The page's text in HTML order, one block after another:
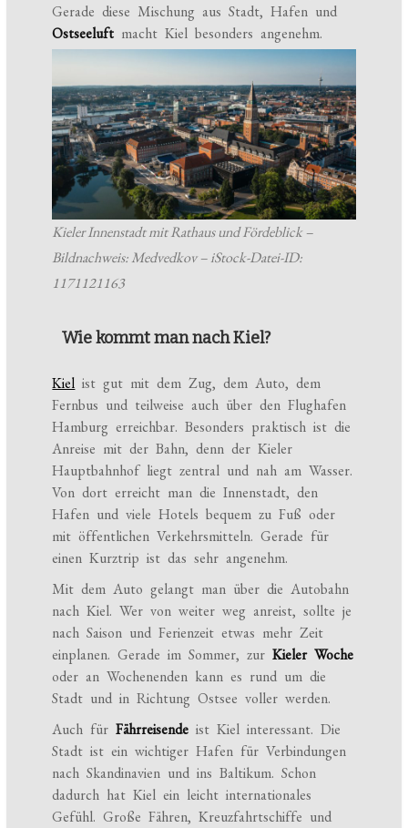
Gerade diese Mischung aus Stadt, Hafen und
Ostseeluft macht Kiel besonders angenehm.
Kieler Innenstadt mit Rathaus und Fördeblick –
Bildnachweis: Medvedkov – iStock-Datei-ID:
1171121163
Wie kommt man nach Kiel?
Kiel ist gut mit dem Zug, dem Auto, dem
Fernbus und teilweise auch über den Flughafen
Hamburg erreichbar. Besonders praktisch ist die
Anreise mit der Bahn, denn der Kieler
Hauptbahnhof liegt zentral und nah am Wasser.
Von dort erreicht man die Innenstadt, den
Hafen und viele Hotels bequem zu Fuß oder
mit öffentlichen Verkehrsmitteln. Gerade für
einen Kurztrip ist das sehr angenehm.
Mit dem Auto gelangt man über die Autobahn
nach Kiel. Wer von weiter weg anreist, sollte je
nach Saison und Ferienzeit etwas mehr Zeit
einplanen. Gerade im Sommer, zurKieler Woche
oder an Wochenenden kann es rund um die
Stadt und in Richtung Ostsee voller werden.
Auch fürFährreisende ist Kiel interessant. Die
Stadt ist ein wichtiger Hafen für Verbindungen
nach Skandinavien und ins Baltikum. Schon
dadurch hat Kiel ein leicht internationales
Gefühl. Große Fähren, Kreuzfahrtschiffe und